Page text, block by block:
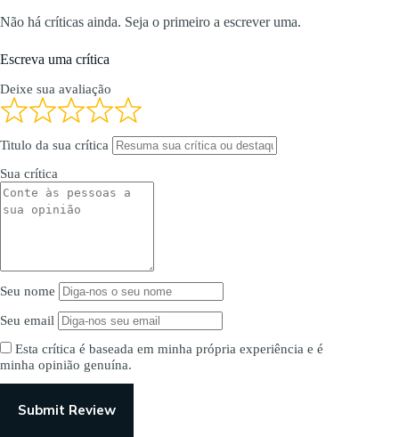
Não há críticas ainda. Seja o primeiro a escrever uma.
Escreva uma crítica
Deixe sua avaliação
Titulo da sua crítica
Sua crítica
Seu nome
Seu email
Esta crítica é baseada em minha própria experiência e é
minha opinião genuína.
Submit Review